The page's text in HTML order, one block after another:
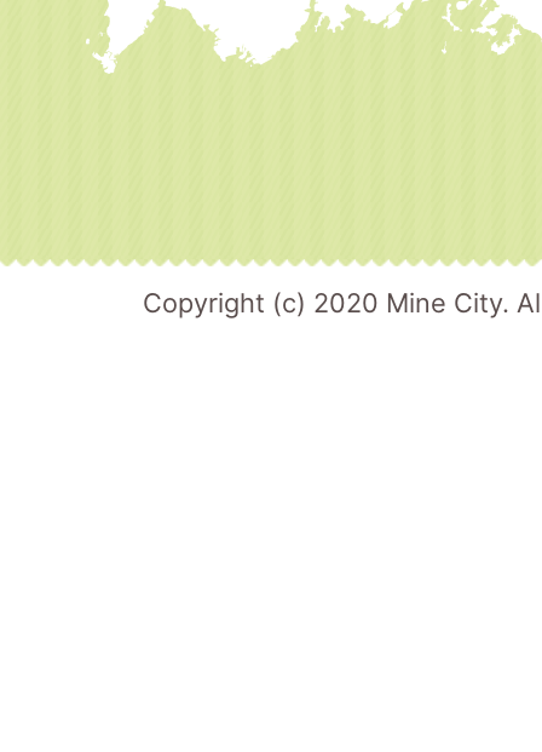
Copyright (c) 2020 Mine City.